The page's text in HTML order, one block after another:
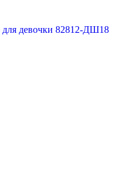
для девочки 82812-ДШ18